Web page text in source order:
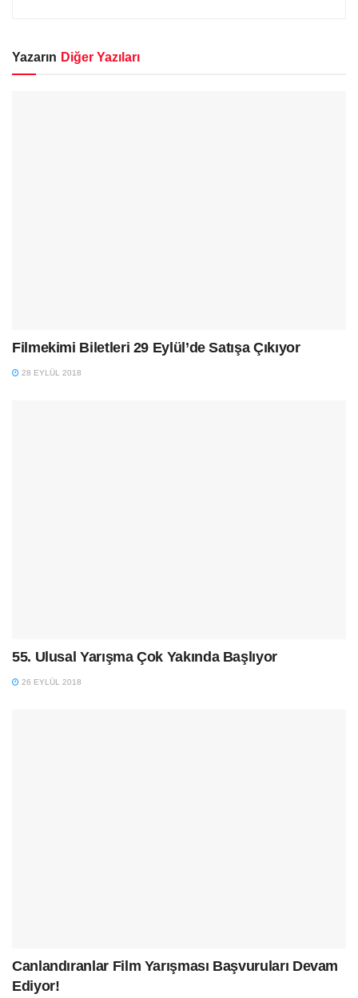
Yazarın Diğer Yazıları
Filmekimi Biletleri 29 Eylül’de Satışa Çıkıyor
28 EYLÜL 2018
55. Ulusal Yarışma Çok Yakında Başlıyor
26 EYLÜL 2018
Canlandıranlar Film Yarışması Başvuruları Devam
Ediyor!